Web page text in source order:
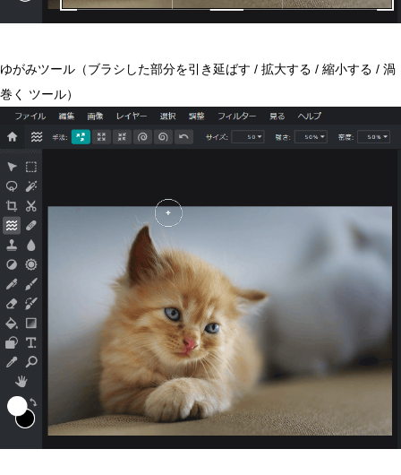
ゆがみツール（ブラシした部分を引き延ばす / 拡大する / 縮小する / 渦
巻く ツール）